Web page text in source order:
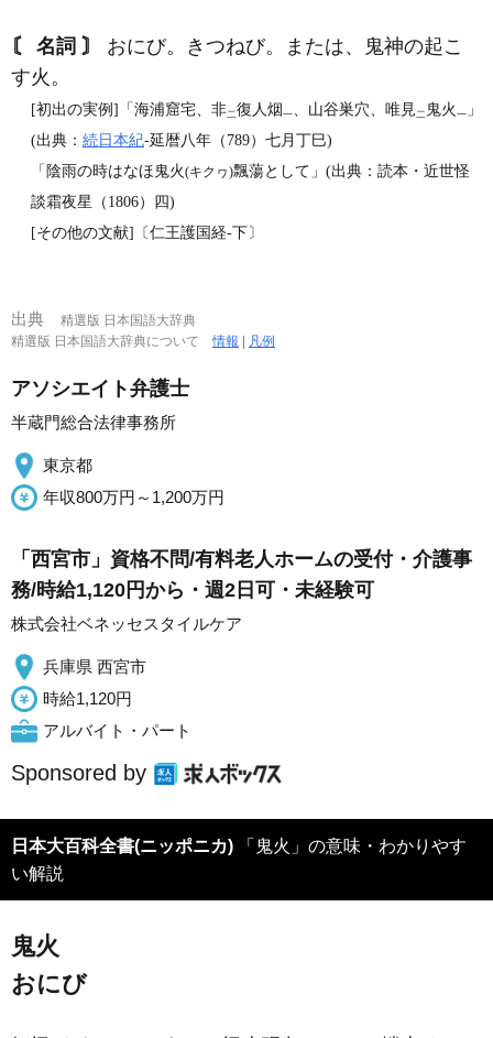
〘 名詞 〙
おにび。きつねび。または、鬼神の起こ
す火。
[初出の実例]「海浦窟宅、非二復人烟一 、山谷巣穴、唯見二 鬼火 一 」
(出典： 続日本紀‐延暦八年（789）七月丁巳)
「陰雨の時はなほ鬼火(キクヮ)飄蕩として」(出典：読本・近世怪
談霜夜星（1806）四)
[その他の文献]〔仁王護国経‐下〕
出典
精選版 日本国語大辞典
精選版 日本国語大辞典について情報 凡例
アソシエイト弁護士
半蔵門総合法律事務所
東京都
年収800万円～1,200万円
「西宮市」資格不問/有料老人ホームの受付・介護事
務/時給1,120円から・週2日可・未経験可
株式会社ベネッセスタイルケア
兵庫県 西宮市
時給1,120円
アルバイト・パート
Sponsored by
日本大百科全書(ニッポニカ)
い解説
鬼火
おにび